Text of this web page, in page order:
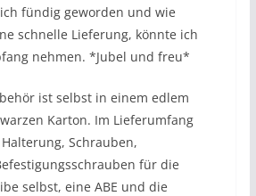
fündig geworden und wie
schnelle Lieferung, könnte ich
nehmen. *Jubel und freu*
ist selbst in einem edlem
Karton. Im Lieferumfang
Schrauben,
für die
selbst, eine ABE und die